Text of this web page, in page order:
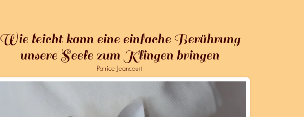
Wie leicht kann eine einfache Berührung
unsere Seele zum Klingen bringen
Patrice Jeancourt